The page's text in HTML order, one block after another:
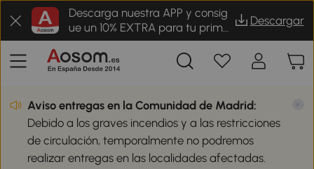
Descarga nuestra APP y consig
ue un 10% EXTRA para tu prime
r pedido
Descargar
Aviso entregas en la Comunidad de Madrid:
Debido a los graves incendios y a las restricciones
de circulación, temporalmente no podremos
realizar entregas en las localidades afectadas.